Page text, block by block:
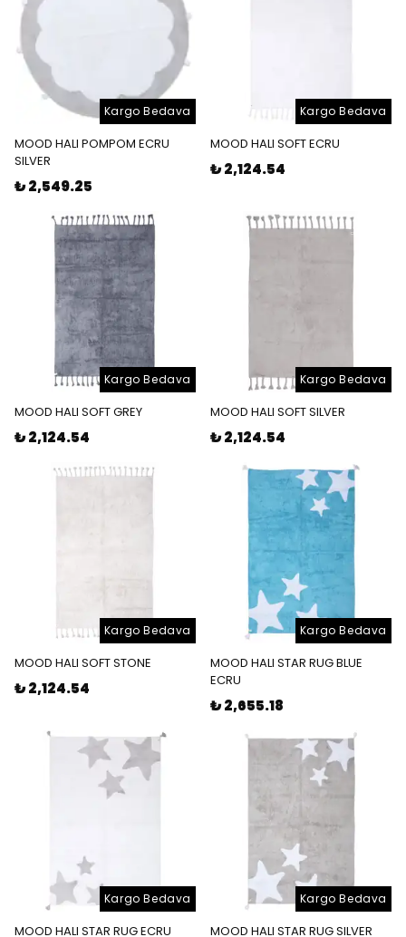
Kargo Bedava
MOOD HALI POMPOM ECRU
SILVER
₺ 2,549.25
Kargo Bedava
MOOD HALI SOFT ECRU
₺ 2,124.54
Kargo Bedava
MOOD HALI SOFT GREY
₺ 2,124.54
Kargo Bedava
MOOD HALI SOFT SILVER
₺ 2,124.54
Kargo Bedava
MOOD HALI SOFT STONE
₺ 2,124.54
Kargo Bedava
MOOD HALI STAR RUG BLUE
ECRU
₺ 2,655.18
Kargo Bedava
MOOD HALI STAR RUG ECRU
Kargo Bedava
MOOD HALI STAR RUG SILVER